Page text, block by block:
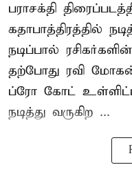
பராசக்தி
கதாபாத்திரத்தில்
நடிப்பால்
தற்போது ரவி
ப்ரோ கோட் உள்ளிட்ட
நடித்து வருகிற ...